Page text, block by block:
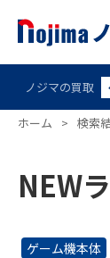
ノジマの買取
ホーム > 検索
NEW
ゲーム機本体